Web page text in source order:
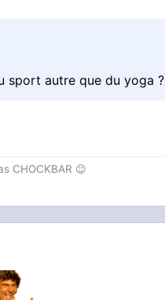
sport autre que du yoga ?
CHOCKBAR 😉️